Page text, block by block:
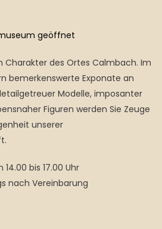
Charakter des Ortes Calmbach. Im
bemerkenswerte Exponate an
Modelle, imposanter
Figuren werden Sie Zeuge
unserer
bis 17.00 Uhr
nach Vereinbarung